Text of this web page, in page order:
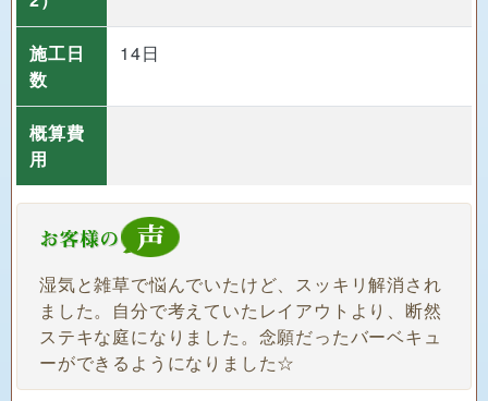
施工日
数
概算費
用
湿気と雑草で悩んでいたけど、スッキリ解消され
ました。自分で考えていたレイアウトより、断然
ステキな庭になりました。念願だったバーベキュ
ーができるようになりました☆